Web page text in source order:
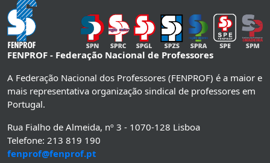
FENPROF - Federação Nacional de Professores
A Federação Nacional dos Professores (FENPROF) é a maior e
mais representativa organização sindical de professores em
Portugal.
Rua Fialho de Almeida, nº 3 - 1070-128 Lisboa
Telefone: 213 819 190
fenprof@fenprof.pt